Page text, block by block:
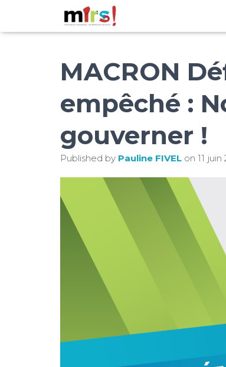
MACRON
empêché :
gouverner !
Published by Pauline FIVEL on 11 juin